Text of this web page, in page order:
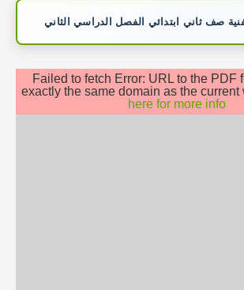
صف ثاني ابتدائي الفصل الدراسي الثاني
Failed to fetch Error: URL to the PDF
exactly the same domain as the current
here for more info